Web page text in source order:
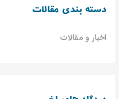
دسته بندی مقالات
اخبار و مقالات